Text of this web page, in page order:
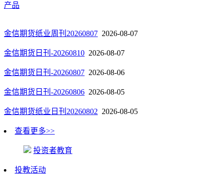
产品
金信期货纸业周刊20260807 2026-08-07
金信期货日刊-20260810 2026-08-07
金信期货日刊-20260807 2026-08-06
金信期货日刊-20260806 2026-08-05
金信期货纸业日刊20260802 2026-08-05
查看更多>>
投资者教育
投教活动